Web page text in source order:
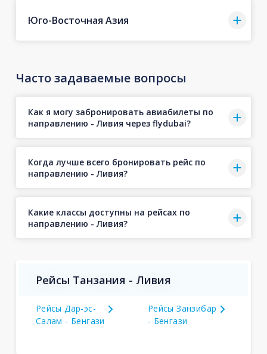
Юго-Восточная Азия
Часто задаваемые вопросы
Как я могу забронировать авиабилеты по
направлению - Ливия через flydubai?
Когда лучше всего бронировать рейс по
направлению - Ливия?
Какие классы доступны на рейсах по
направлению - Ливия?
Рейсы Танзания - Ливия
Рейсы Дар-эс-
Салам - Бенгази
Рейсы Занзибар
- Бенгази